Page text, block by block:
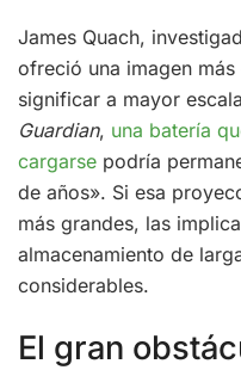
James Quach,
ofreció una imagen
significar a mayor
Guardian, una batería
cargarse podría
de años». Si esa
más grandes, las
almacenamiento de
considerables.
El gran